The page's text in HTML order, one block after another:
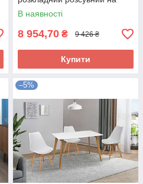
кухню МДФ модерн Х'юстон
В наявності
8 954,70 ₴ 9 426 ₴
Купити
–5%